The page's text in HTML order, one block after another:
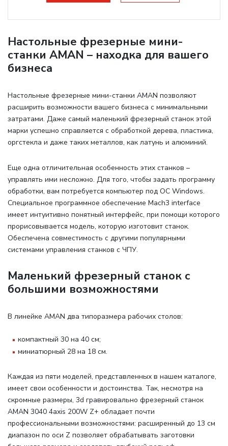
Настольные фрезерные мини-
станки AMAN – находка для вашего
бизнеса
Настольные фрезерные мини-станки AMAN позволяют
расширить возможности вашего бизнеса с минимальными
затратами. Даже самый маленький фрезерный станок этой
марки успешно справляется с обработкой дерева, пластика,
оргстекла и даже таких металлов, как латунь и алюминий.
Еще одна отличительная особенность этих станков –
управлять ими несложно. Для того, чтобы задать программу
обработки, вам потребуется компьютер под ОС Windows.
Специальное программное обеспечение Mach3 interface
имеет интуитивно понятный интерфейс, при помощи которого
прорисовывается модель, которую изготовит станок.
Обеспечена совместимость с другими популярными
системами управления станков с ЧПУ.
Маленький фрезерный станок с
большими возможностями
В линейке AMAN два типоразмера рабочих столов:
компактный 30 на 40 см;
миниатюрный 28 на 18 см.
Каждая из пяти моделей, представленных в нашем каталоге,
имеет свои особенности и достоинства. Так, несмотря на
скромные размеры, 3d гравировально фрезерный станок
AMAN 3040 4axis 200W Z+ обладает почти
профессиональными возможностями: расширенный до 13 см
диапазон по оси Z позволяет обрабатывать заготовки